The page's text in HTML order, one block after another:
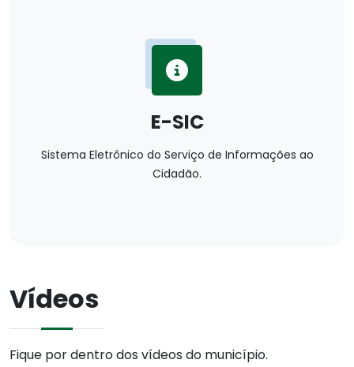
E-SIC
Sistema Eletrônico do Serviço de Informações ao
Cidadão.
Vídeos
Fique por dentro dos vídeos do município.